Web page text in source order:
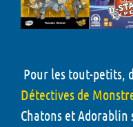
Pour les tout-petits,
Détectives de
Chatons et